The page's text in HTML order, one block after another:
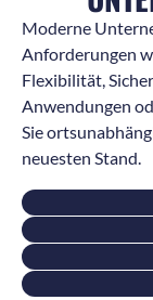
Moderne
Anforderungen
Flexibilität,
Anwendungen
Sie
neuesten Stand.